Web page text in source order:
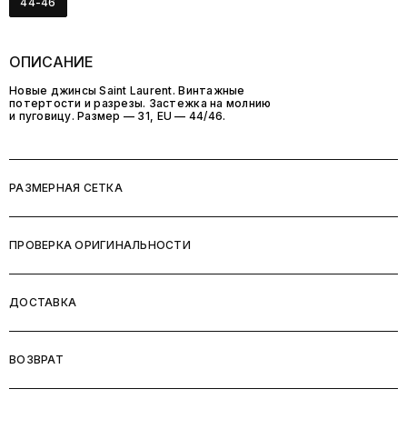
ОПИСАНИЕ
Новые джинсы Saint Laurent. Винтажные
потертости и разрезы. Застежка на молнию
и пуговицу. Размер — 31, EU — 44/46.
РАЗМЕРНАЯ СЕТКА
ПРОВЕРКА ОРИГИНАЛЬНОСТИ
ДОСТАВКА
ВОЗВРАТ